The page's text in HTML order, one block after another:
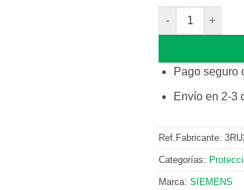
RELE PROT.
Pago seguro
Envío en 2-3
Ref.Fabricante:
Categorías:
Marca: SIEMENS